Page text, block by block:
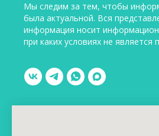
Мы следим за тем, чтобы
была актуальной. Вся
информация носит
при каких условиях не